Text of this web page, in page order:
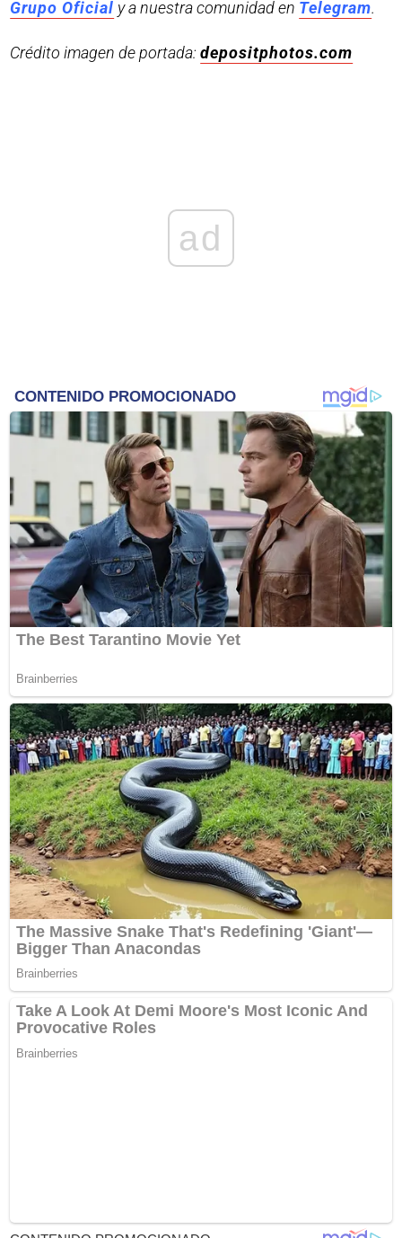
Grupo Oficial y a nuestra comunidad en Telegram.
Crédito imagen de portada:depositphotos.com
ad